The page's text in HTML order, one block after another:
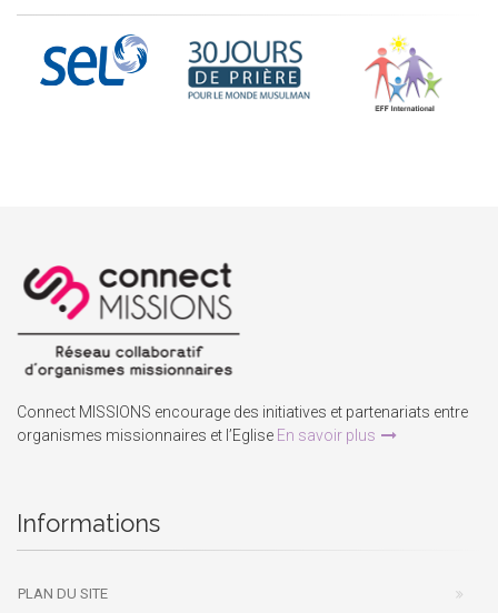
Connect MISSIONS encourage des initiatives et partenariats entre
organismes missionnaires et l’Eglise En savoir plus
Informations
PLAN DU SITE